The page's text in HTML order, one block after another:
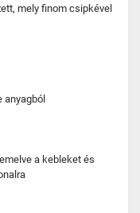
mely finom csipkével
a kebleket és